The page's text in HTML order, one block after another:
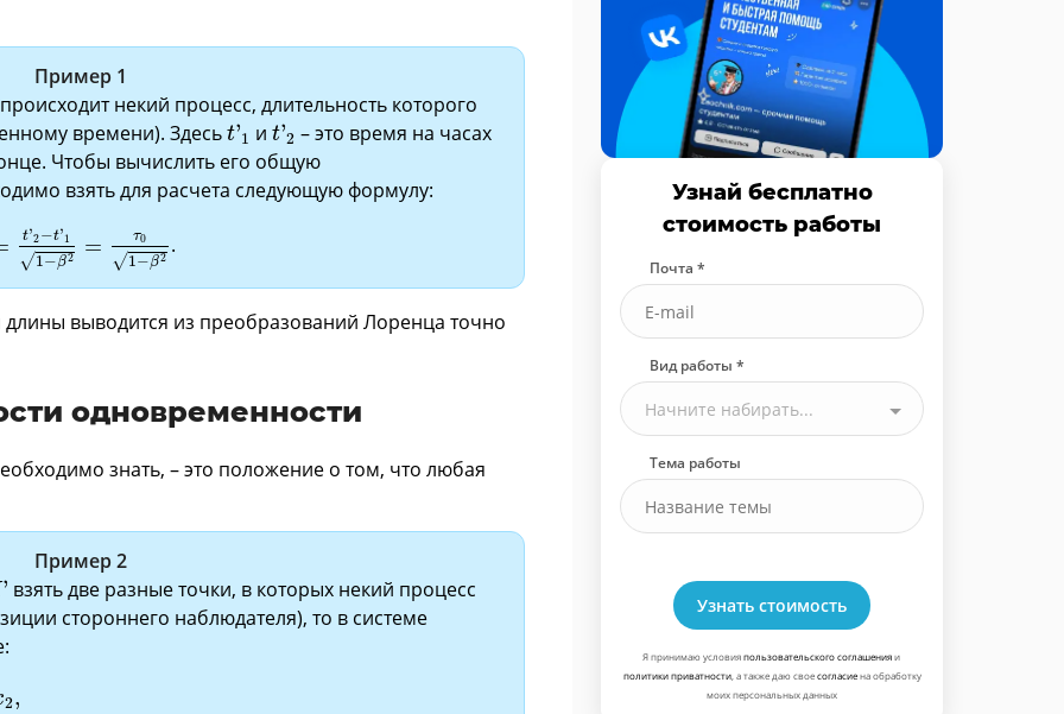
Пример 1
происходит некий процесс, длительность которого
времени). Здесь t'1
t'1и t'2
t'2 – это время на часах
Чтобы вычислить его общую
взять для расчета следующую формулу:
t'2−t'1
√1−β2 = τ0
√1−β2
β2 t
.
выводится из преобразований Лоренца точно
одновременности
знать, – это положение о том, что любая
Пример 2
' взять две разные точки, в которых некий процесс
стороннего наблюдателя), то в системе
2,
Узнай бесплатно
стоимость работы
Почта *
Вид работы *
Начните набирать...
Тема работы
Узнать стоимость
Я принимаю условияпользовательского соглашенияи
политики приватности, а также даю своесогласиена обработку
моих персональных данных